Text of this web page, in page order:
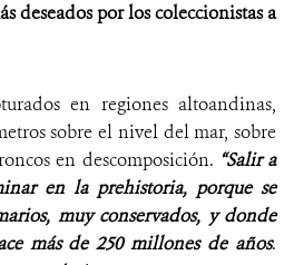
deseados por los coleccionistas a
en regiones altoandinas,
sobre el nivel del mar, sobre
en descomposición. “Salir a
en la prehistoria, porque se
muy conservados, y donde
más de 250 millones de años.